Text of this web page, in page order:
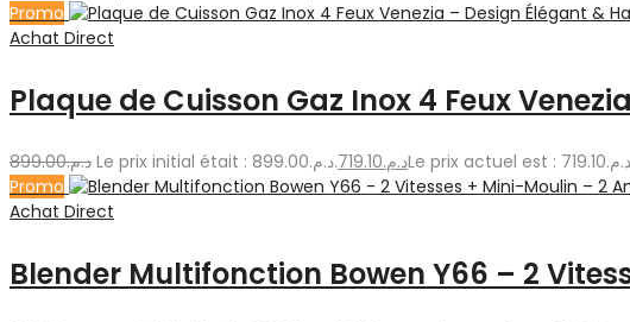
Promo
Achat Direct
Plaque de Cuisson Gaz Inox 4 Feux
د.م.899.00 Le prix initial était : د.م.899.00. د.م.719.10
Promo
Achat Direct
Blender Multifonction Bowen Y66 – 2